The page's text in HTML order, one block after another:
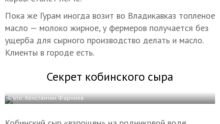
Пока же Гурам иногда возит во Владикавказ топленое
масло — молоко жирное, у фермеров получается без
ущерба для сырного производство делать и масло.
Клиенты в городе есть.
Секрет кобинского сыра
Фото: Константин Фарниев